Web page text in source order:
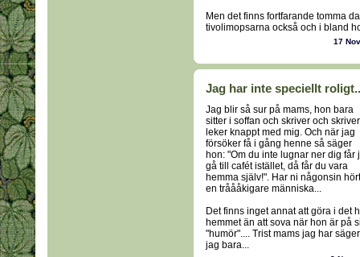
Men det finns fortfarande tomma
tivolimopsarna också och i bland
17
Jag har inte speciellt
Jag blir så sur på mams, hon bara
sitter i soffan och skriver och
leker knappt med mig. Och när jag
försöker få i gång henne så säger
hon: "Om du inte lugnar ner dig får
gå till cafét istället, då får du vara
hemma själv!". Har ni någonsin hört
en tråååkigare människa...
Det finns inget annat att göra i det
hemmet än att sova när hon är på
"humör".... Trist mams jag har säger
jag bara...